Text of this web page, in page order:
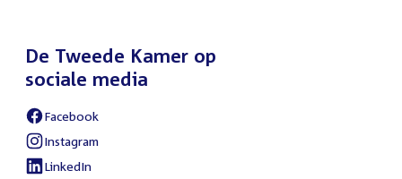
De Tweede Kamer op
sociale media
External
link:
Facebook
External
link:
Instagram
External
LinkedIn